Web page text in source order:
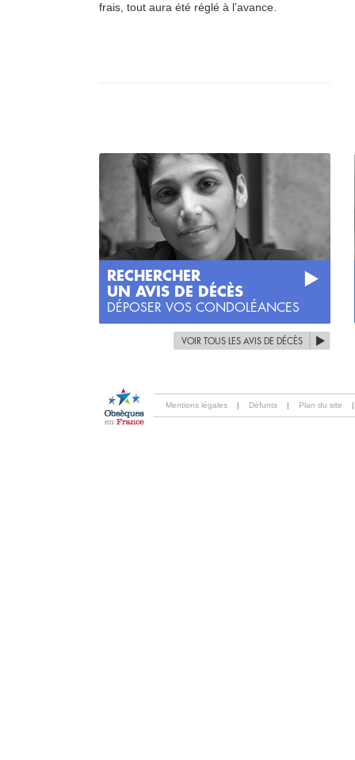
frais, tout aura été réglé à l’avance.
RECHERCHER
UN AVIS DE DÉCÈS
DÉPOSER VOS CONDOLÉANCES
VOIR TOUS LES AVIS DE DÉCÈS
Mentions légales | Défunts | Plan du site |